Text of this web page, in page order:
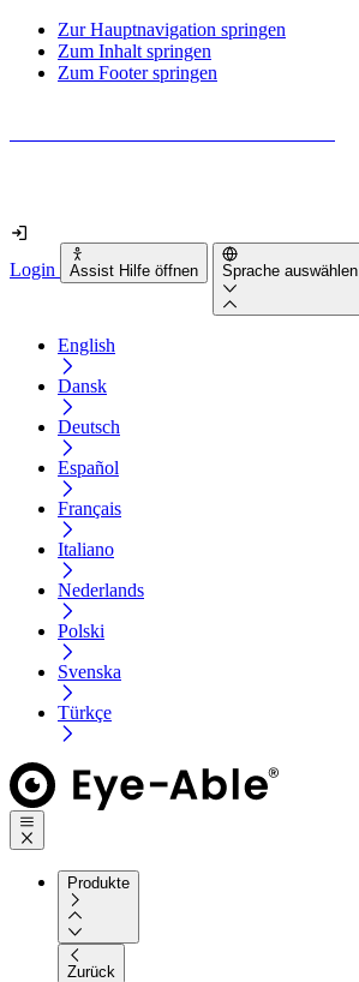
Zur Hauptnavigation springen
Zum Inhalt springen
Zum Footer springen
Login Assist Hilfe öffnen Sprache auswählen
English
Dansk
Deutsch
Español
Français
Italiano
Nederlands
Polski
Svenska
Türkçe
Produkte
Zurück